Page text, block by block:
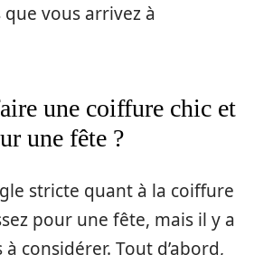
vous arrivez à
une coiffure chic et
une fête ?
stricte quant à la coiffure
pour une fête, mais il y a
considérer. Tout d’abord,